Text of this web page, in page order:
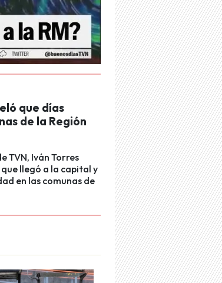
que días
de la Región
TVN, Iván Torres
llegó a la capital y
en las comunas de